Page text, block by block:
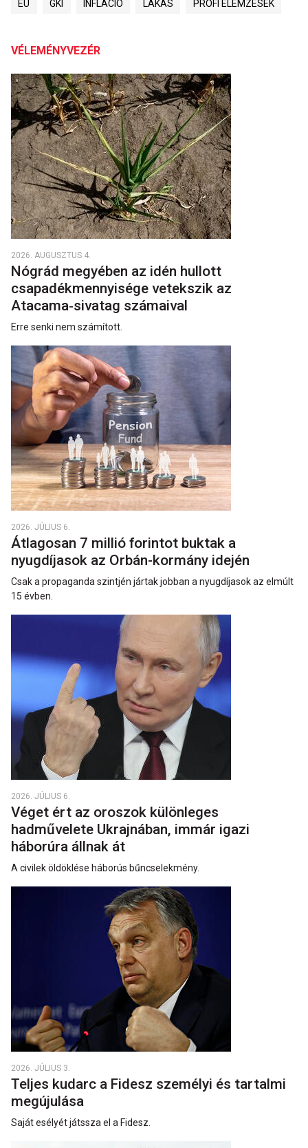
EU GKI INFLÁCIÓ LAKÁS PROFI ELEMZÉSEK
VÉLEMÉNYVEZÉR
2026. AUGUSZTUS 4.
Nógrád megyében az idén hullott
csapadékmennyisége vetekszik az
Atacama‑sivatag számaival
Erre senki nem számított.
2026. JÚLIUS 6.
Átlagosan 7 millió forintot buktak a
nyugdíjasok az Orbán-kormány idején
Csak a propaganda szintjén jártak jobban a nyugdíjasok az elmúlt
15 évben.
2026. JÚLIUS 6.
Véget ért az oroszok különleges
hadművelete Ukrajnában, immár igazi
háborúra állnak át
A civilek öldöklése háborús bűncselekmény.
2026. JÚLIUS 3.
Teljes kudarc a Fidesz személyi és tartalmi
megújulása
Saját esélyét játssza el a Fidesz.